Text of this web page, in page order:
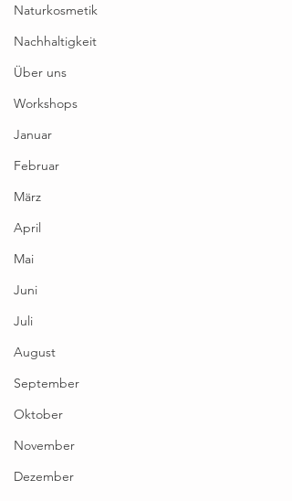
Naturkosmetik
Nachhaltigkeit
Über uns
Workshops
Januar
Februar
März
April
Mai
Juni
Juli
August
September
Oktober
November
Dezember